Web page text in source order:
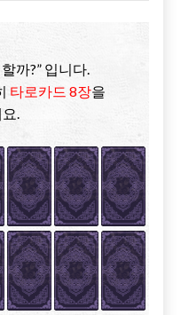
까?” 입니다.
타로카드 8장을
.